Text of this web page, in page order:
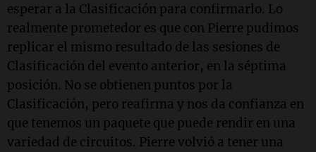
esperar a la Clasificación para confirmarlo. Lo
realmente prometedor es que con Pierre pudimos
replicar el mismo resultado de las sesiones de
Clasificación del evento anterior, en la séptima
posición. No se obtienen puntos por la
Clasificación, pero reafirma y nos da confianza en
que tenemos un paquete que puede rendir en una
variedad de circuitos. Pierre volvió a tener una